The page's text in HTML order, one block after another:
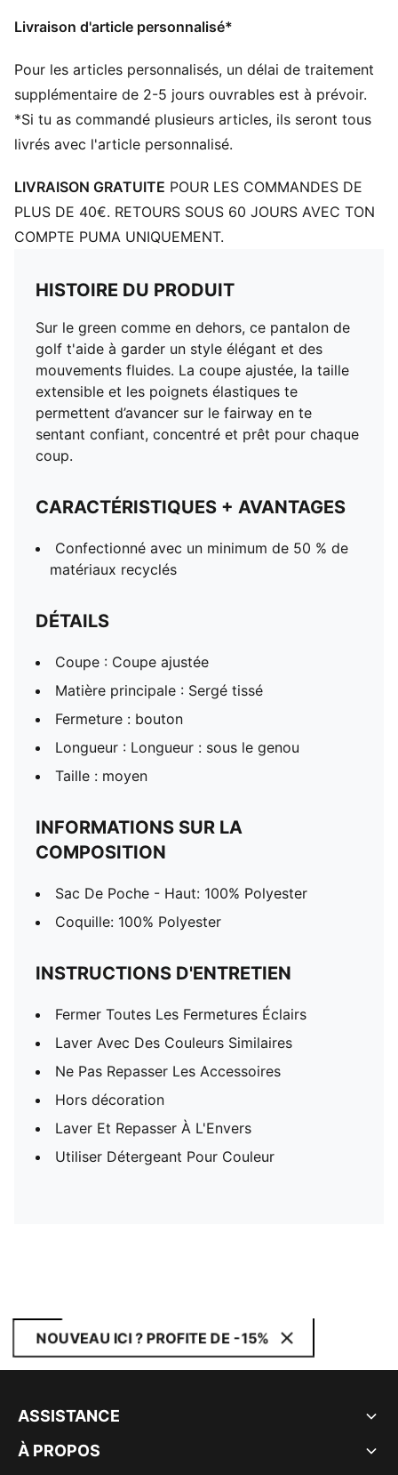
Livraison d'article personnalisé*
Pour les articles personnalisés, un délai de traitement
supplémentaire de 2-5 jours ouvrables est à prévoir.
*Si tu as commandé plusieurs articles, ils seront tous
livrés avec l'article personnalisé.
LIVRAISON GRATUITE POUR LES COMMANDES DE
PLUS DE 40€. RETOURS SOUS 60 JOURS AVEC TON
COMPTE PUMA UNIQUEMENT.
HISTOIRE DU PRODUIT
Sur le green comme en dehors, ce pantalon de
golf t'aide à garder un style élégant et des
mouvements fluides. La coupe ajustée, la taille
extensible et les poignets élastiques te
permettent d’avancer sur le fairway en te
sentant confiant, concentré et prêt pour chaque
coup.
CARACTÉRISTIQUES + AVANTAGES
Confectionné avec un minimum de 50 % de
matériaux recyclés
DÉTAILS
Coupe : Coupe ajustée
Matière principale : Sergé tissé
Fermeture : bouton
Longueur : Longueur : sous le genou
Taille : moyen
INFORMATIONS SUR LA
COMPOSITION
Sac De Poche - Haut: 100% Polyester
Coquille: 100% Polyester
INSTRUCTIONS D'ENTRETIEN
Fermer Toutes Les Fermetures Éclairs
Laver Avec Des Couleurs Similaires
Ne Pas Repasser Les Accessoires
Hors décoration
Laver Et Repasser À L'Envers
Utiliser Détergeant Pour Couleur
NOUVEAU ICI ? PROFITE DE -15%
ASSISTANCE
À PROPOS